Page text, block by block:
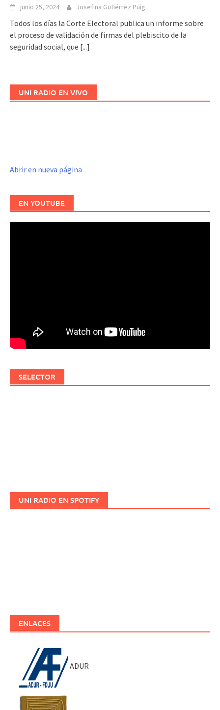
junio 25, 2024 Josefina Gutiérrez Puig
Todos los días la Corte Electoral publica un informe sobre
el proceso de validación de firmas del plebiscito de la
seguridad social, que [...]
UNI RADIO EN VIVO
Abrir en nueva página
EN YOUTUBE
SELECTOR
UNI RADIO EN SPOTIFY
ENLACES
ADUR